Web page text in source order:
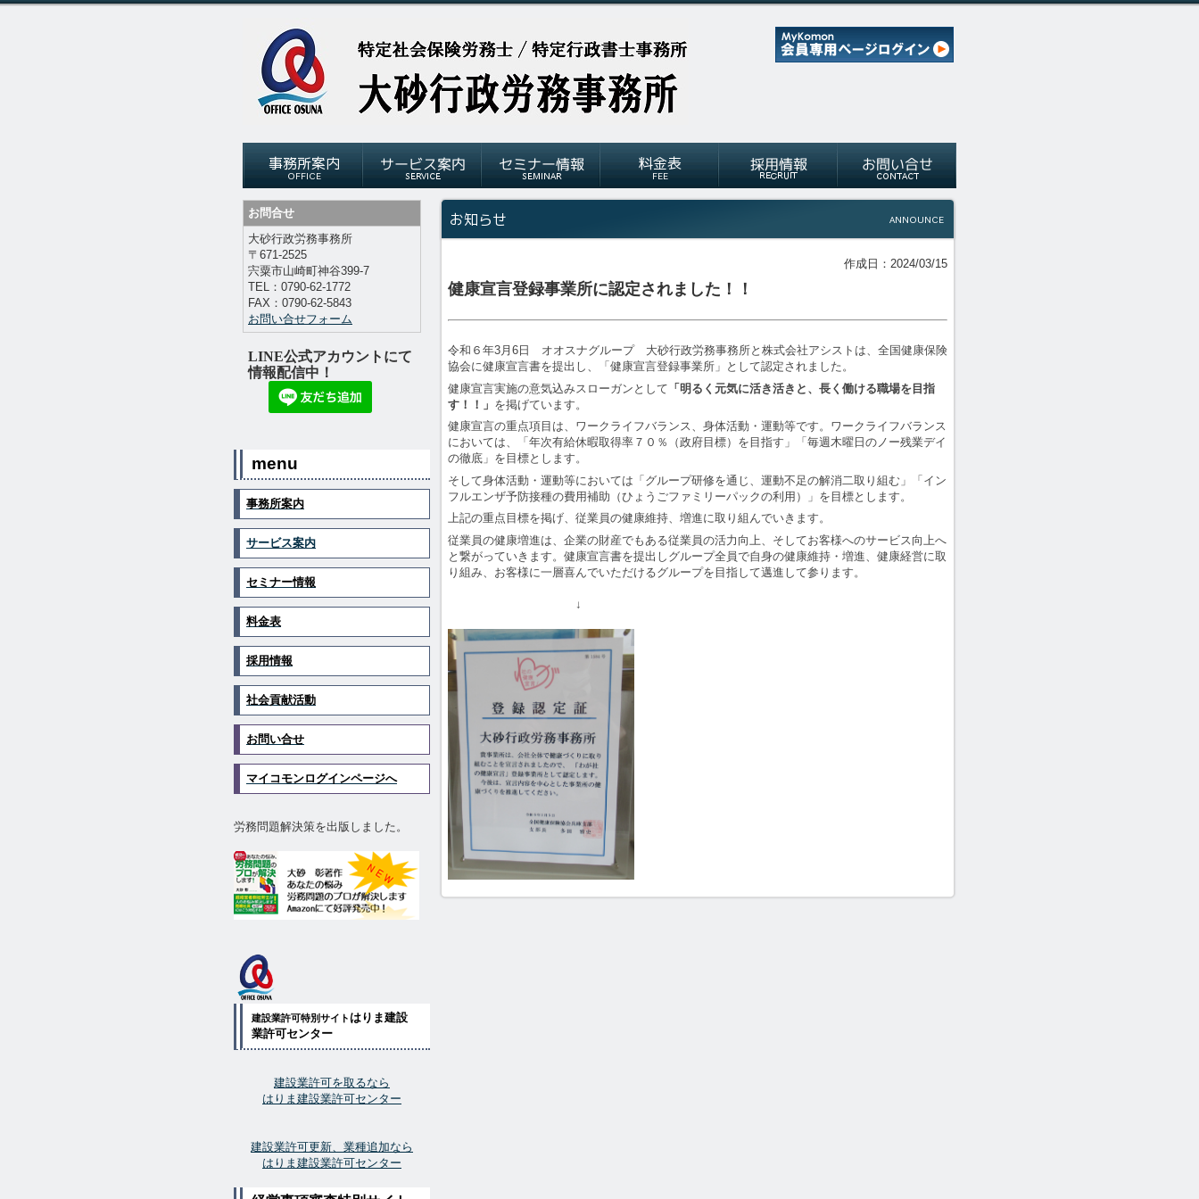
作成日：2024/03/15
健康宣言登録事業所に認定されました！！
令和６年3月6日 オオスナグループ 大砂行政労務事務所と株式会社アシストは、全国健康保険
協会に健康宣言書を提出し、「健康宣言登録事業所」として認定されました。
健康宣言実施の意気込みスローガンとして 「明るく元気に活き活きと、長く働ける職場を目指
す！！」 を掲げています。
健康宣言の重点項目は、ワークライフバランス、身体活動・運動等です。ワークライフバランス
においては、「年次有給休暇取得率７０％（政府目標）を目指す」「毎週木曜日のノー残業デイ
の徹底」を目標とします。
そして身体活動・運動等においては「グループ研修を通じ、運動不足の解消二取り組む」「イン
フルエンザ予防接種の費用補助（ひょうごファミリーパックの利用）」を目標とします。
上記の重点目標を掲げ、従業員の健康維持、増進に取り組んでいきます。
従業員の健康増進は、企業の財産でもある従業員の活力向上、そしてお客様へのサービス向上へ
と繋がっていきます。健康宣言書を提出しグループ全員で自身の健康維持・増進、健康経営に取
り組み、お客様に一層喜んでいただけるグループを目指して邁進して参ります。
↓
お問合せ
大砂行政労務事務所
〒671-2525
宍粟市山崎町神谷399-7
TEL： 0790-62-1772
FAX： 0790-62-5843
お問い合せフォーム
LINE公式アカウントにて
情報配信中！
menu
事務所案内
サービス案内
セミナー情報
料金表
採用情報
社会貢献活動
お問い合せ
マイコモンログインページへ
労務問題解決策を出版しました。
建設業許可特別サイト はりま建設
業許可センター
建設業許可を取るなら
はりま建設業許可センター
建設業許可更新、業種追加なら
はりま建設業許可センター